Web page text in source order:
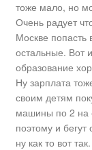
тоже мало, но
Очень радует
Москве попасть
остальные. Вот
образование
Ну зарплата
своим детям
машины по 2 на
поэтому и бегут
ну как то вот